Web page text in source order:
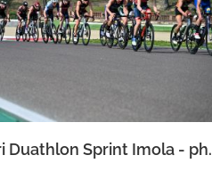
Duathlon Sprint Imola - ph.